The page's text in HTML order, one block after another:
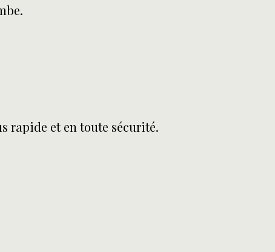
rapide et en toute sécurité.